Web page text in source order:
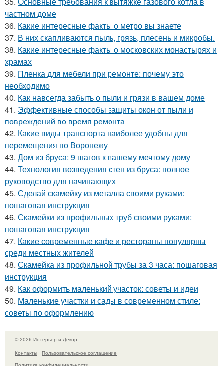
частном доме
36. Какие интересные факты о метро вы знаете
37. В них скапливаются пыль, грязь, плесень и микробы.
38. Какие интересные факты о московских монастырях и
храмах
39. Пленка для мебели при ремонте: почему это
необходимо
40. Как навсегда забыть о пыли и грязи в вашем доме
41. Эффективные способы защиты окон от пыли и
повреждений во время ремонта
42. Какие виды транспорта наиболее удобны для
перемещения по Воронежу
43. Дом из бруса: 9 шагов к вашему мечтому дому
44. Технология возведения стен из бруса: полное
руководство для начинающих
45. Сделай скамейку из металла своими руками:
пошаговая инструкция
46. Скамейки из профильных труб своими руками:
пошаговая инструкция
47. Какие современные кафе и рестораны популярны
среди местных жителей
48. Скамейка из профильной трубы за 3 часа: пошаговая
инструкция
49. Как оформить маленький участок: советы и идеи
50. Маленькие участки и сады в современном стиле:
советы по оформлению
© 2026 Интерьер и Декор
Контакты
Пользовательское соглашение
Политика конфидециальности